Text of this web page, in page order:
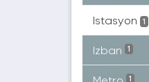
Istasyon 1
Izban 1
1